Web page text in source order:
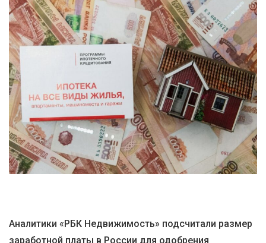
Аналитики «РБК Недвижимость» подсчитали размер
заработной платы в России для одобрения